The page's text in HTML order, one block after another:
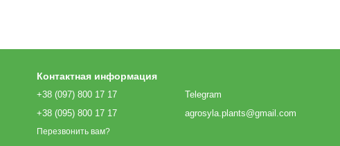
Контактная информация
+38 (097) 800 17 17
+38 (095) 800 17 17
Перезвонить вам?
Telegram
agrosyla.plants@gmail.com